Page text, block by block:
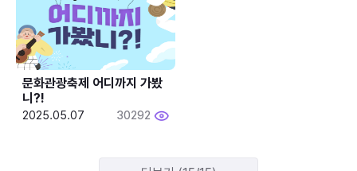
문화관광축제 어디까지 가봤
니?!
2025.05.07 30292